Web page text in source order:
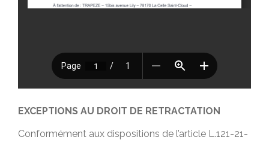
EXCEPTIONS AU DROIT DE RETRACTATION
Conformément aux dispositions de l’article L.121-21-